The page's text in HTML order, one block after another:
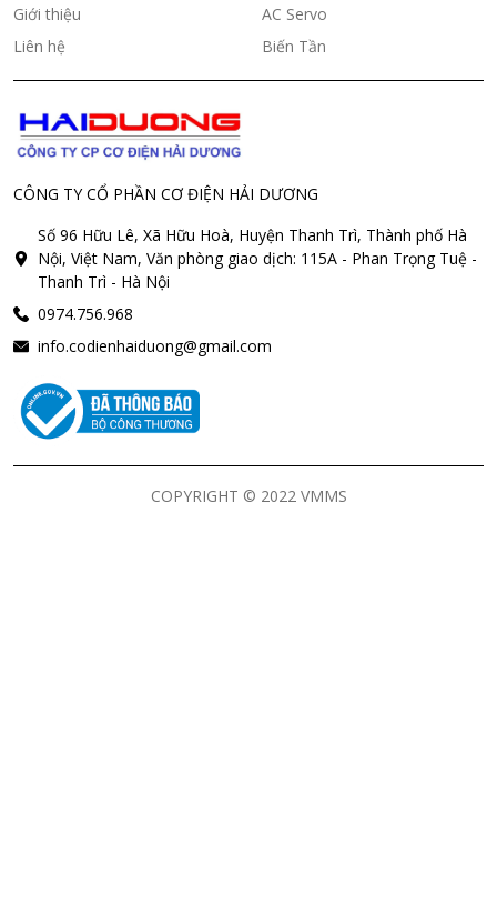
Giới thiệu
Liên hệ
AC Servo
Biến Tần
CÔNG TY CỔ PHẦN CƠ ĐIỆN HẢI DƯƠNG
Số 96 Hữu Lê, Xã Hữu Hoà, Huyện Thanh Trì, Thành phố Hà
Nội, Việt Nam, Văn phòng giao dịch: 115A - Phan Trọng Tuệ -
Thanh Trì - Hà Nội
0974.756.968
info.codienhaiduong@gmail.com
COPYRIGHT © 2022 VMMS